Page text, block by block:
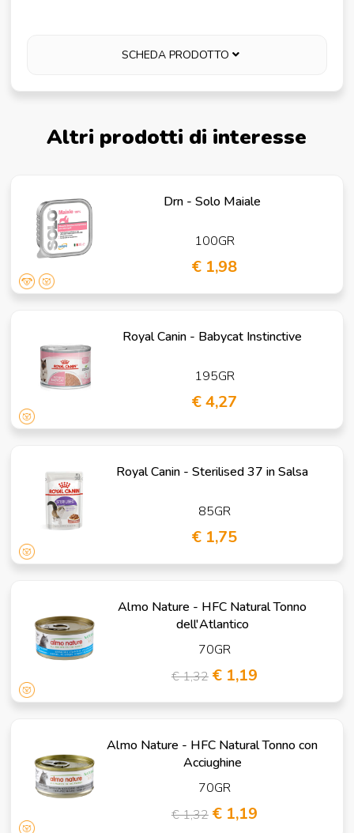
SCHEDA PRODOTTO
Altri prodotti di interesse
Drn - Solo Maiale
100GR
€ 1,98
Royal Canin - Babycat Instinctive
195GR
€ 4,27
Royal Canin - Sterilised 37 in Salsa
85GR
€ 1,75
Almo Nature - HFC Natural Tonno
dell'Atlantico
70GR
€ 1,32 € 1,19
Almo Nature - HFC Natural Tonno con
Acciughine
70GR
€ 1,32 € 1,19